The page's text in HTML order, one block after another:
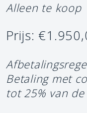
Alleen te koop
Prijs:
Betaling met
tot 25% van